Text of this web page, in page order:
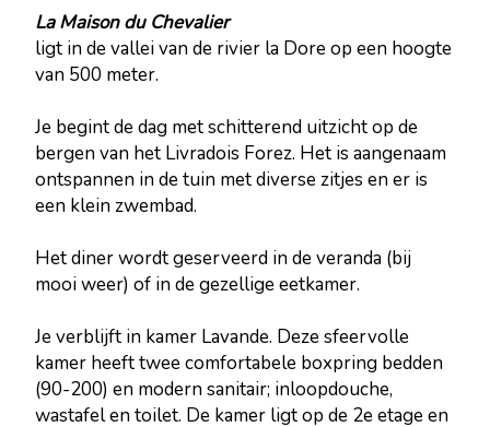
La Maison du Chevalier
ligt in de vallei van de rivier la Dore op een hoogte
van 500 meter.
Je begint de dag met schitterend uitzicht op de
bergen van het Livradois Forez. Het is aangenaam
ontspannen in de tuin met diverse zitjes en er is
een klein zwembad.
Het diner wordt geserveerd in de veranda (bij
mooi weer) of in de gezellige eetkamer.
Je verblijft in kamer Lavande. Deze sfeervolle
kamer heeft twee comfortabele boxpring bedden
(90-200) en modern sanitair; inloopdouche,
wastafel en toilet. De kamer ligt op de 2e etage en